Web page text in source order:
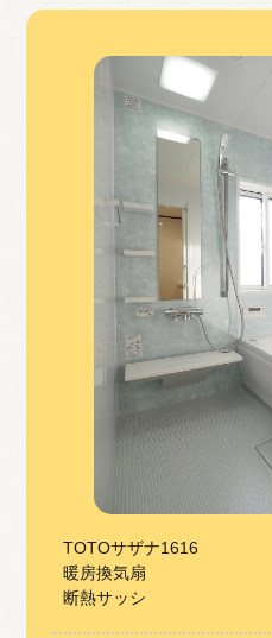
TOTOサザナ1616
暖房換気扇
断熱サッシ